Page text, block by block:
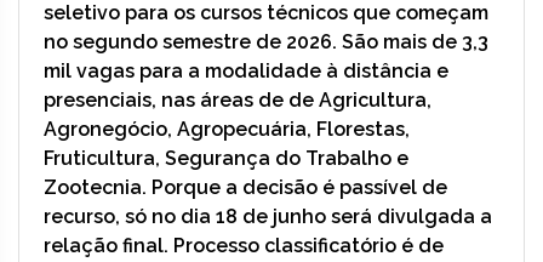
seletivo para os cursos técnicos que começam
no segundo semestre de 2026. São mais de 3,3
mil vagas para a modalidade à distância e
presenciais, nas áreas de de Agricultura,
Agronegócio, Agropecuária, Florestas,
Fruticultura, Segurança do Trabalho e
Zootecnia. Porque a decisão é passível de
recurso, só no dia 18 de junho será divulgada a
relação final. Processo classificatório é de